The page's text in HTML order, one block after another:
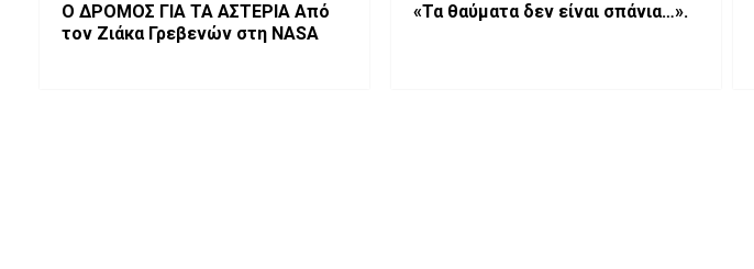
Ο ΔΡΟΜΟΣ ΓΙΑ ΤΑ ΑΣΤΕΡΙΑ Από
τον Ζιάκα Γρεβενών στη NASA
«Τα θαύματα δεν είναι σπάνια…».